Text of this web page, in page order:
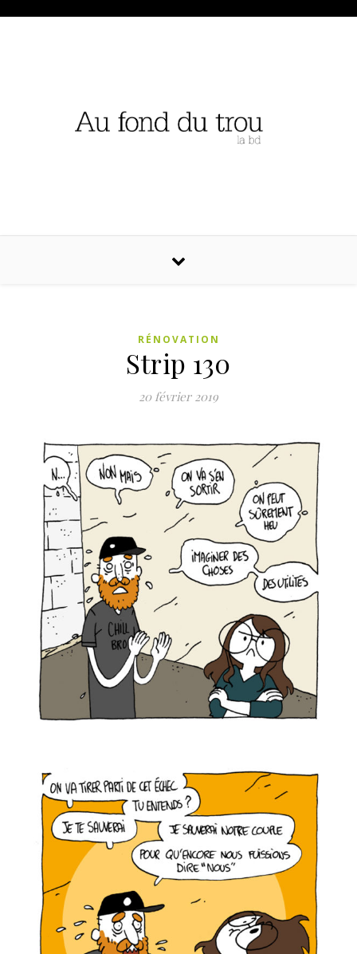
RÉNOVATION
Strip 130
20 février 2019